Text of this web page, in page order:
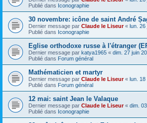
Publié dans Iconographie
30 novembre: icône de saint André
Dernier message par Claude le Liseur« lun. 26
Publié dans Iconographie
Eglise orthodoxe russe à l'étranger
Dernier message par katya1965 « dim. 27 juin
Publié dans Forum général
Mathématicien et martyr
Dernier message par Claude le Liseur« lun. 18
Publié dans Forum général
12 mai: saint Jean le Valaque
Dernier message par Claude le Liseur« dim.
Publié dans Iconographie